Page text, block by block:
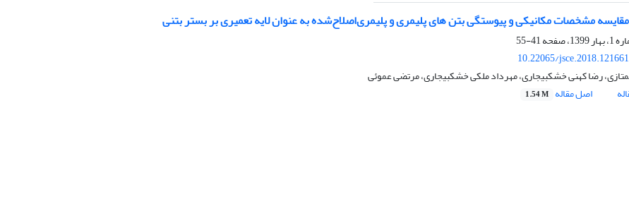
مشخصات مکانیکی و پیوستگی بتن های پلیمری و پلیمری‌اصلاح‌شده به عنوان لایه تعمیری بر بستر بتنی
41-55
10.22065/
رضا کهنی خشکبیجاری، مهرداد ملکی خشکبیجاری، مرتضی عموئی
اصل مقاله 1.54 M